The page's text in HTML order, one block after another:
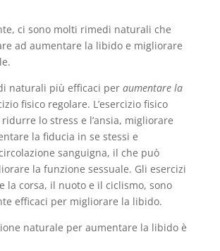
ci sono molti rimedi naturali che
ad aumentare la libido e migliorare
naturali più efficaci per aumentare la
fisico regolare. L’esercizio fisico
lo stress e l’ansia, migliorare
la fiducia in se stessi e
sanguigna, il che può
la funzione sessuale. Gli esercizi
la corsa, il nuoto e il ciclismo, sono
efficaci per migliorare la libido.
naturale per aumentare la libido è